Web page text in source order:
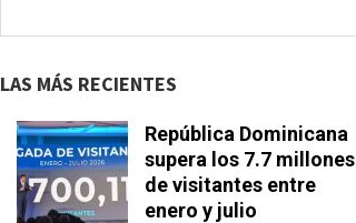
LAS MÁS RECIENTES
República Dominicana
supera los 7.7 millones
de visitantes entre
enero y julio